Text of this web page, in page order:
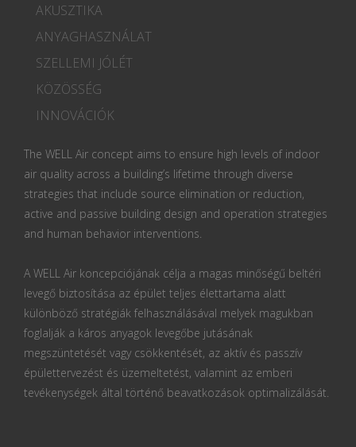
AKUSZTIKA
ANYAGHASZNÁLAT
SZELLEMI JÓLÉT
KÖZÖSSÉG
INNOVÁCIÓK
The WELL Air concept aims to ensure high levels of indoor
air quality across a building’s lifetime through diverse
strategies that include source elimination or reduction,
active and passive building design and operation strategies
and human behavior interventions.
A WELL Air koncepciójának célja a magas minőségű beltéri
levegő biztosítása az épület teljes élettartama alatt
különböző stratégiák felhasználásával melyek magukban
foglalják a káros anyagok levegőbe jutásának
megszüntetését vagy csökkentését, az aktív és passzív
épülettervezést és üzemeltetést, valamint az emberi
tevékenységek által történő beavatkozások optimalizálását.